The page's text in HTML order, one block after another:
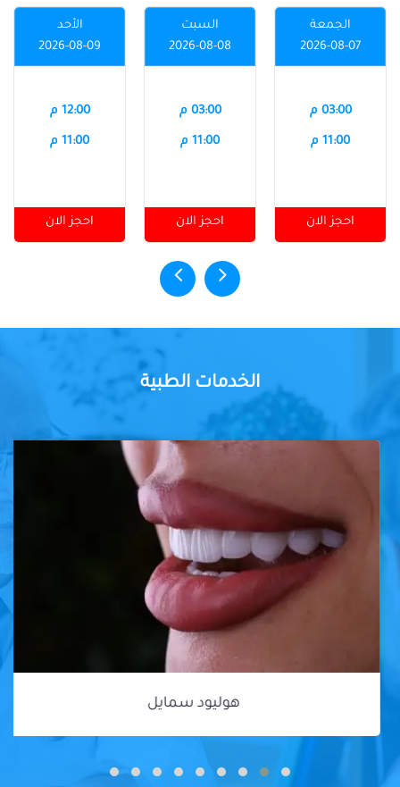
الجمعة
2026-08-07
03:00 م
11:00 م
احجز الان
السبت
2026-08-08
03:00 م
11:00 م
احجز الان
الأحد
2026-08-09
12:00 م
11:00 م
احجز الان
الخدمات الطبية
هوليود سمايل